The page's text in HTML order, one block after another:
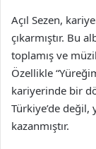
Açıl Sezen,
çıkarmıştır. Bu
toplamış ve
Özellikle
kariyerinde bir
Türkiye’de
kazanmıştır.